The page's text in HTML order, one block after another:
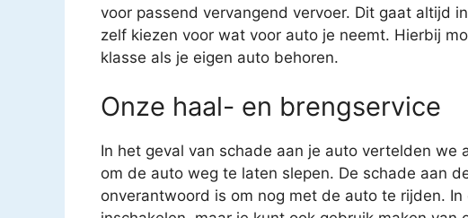
voor passend vervangend vervoer. Dit gaat altijd
zelf kiezen voor wat voor auto je neemt. Hierbij
klasse als je eigen auto behoren.
Onze haal- en brengservice
In het geval van schade aan je auto vertelden we
om de auto weg te laten slepen. De schade aan
onverantwoord is om nog met de auto te rijden.